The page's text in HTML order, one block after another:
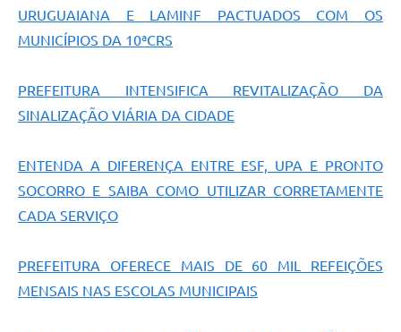
URUGUAIANA E LAMINF PACTUADOS COM OS
MUNICÍPIOS DA 10ªCRS
PREFEITURA INTENSIFICA REVITALIZAÇÃO DA
SINALIZAÇÃO VIÁRIA DA CIDADE
ENTENDA A DIFERENÇA ENTRE ESF, UPA E PRONTO
SOCORRO E SAIBA COMO UTILIZAR CORRETAMENTE
CADA SERVIÇO
PREFEITURA OFERECE MAIS DE 60 MIL REFEIÇÕES
MENSAIS NAS ESCOLAS MUNICIPAIS